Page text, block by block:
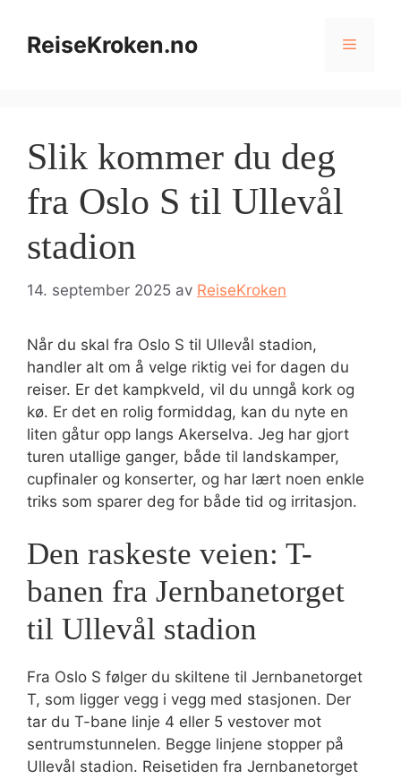
innholdReiseKroken.no Meny
Slik kommer du deg
fra Oslo S til Ullevål
stadion
14. september 2025 av ReiseKroken
Når du skal fra Oslo S til Ullevål stadion,
handler alt om å velge riktig vei for dagen du
reiser. Er det kampkveld, vil du unngå kork og
kø. Er det en rolig formiddag, kan du nyte en
liten gåtur opp langs Akerselva. Jeg har gjort
turen utallige ganger, både til landskamper,
cupfinaler og konserter, og har lært noen enkle
triks som sparer deg for både tid og irritasjon.
Den raskeste veien: T-
banen fra Jernbanetorget
til Ullevål stadion
Fra Oslo S følger du skiltene til Jernbanetorget
T, som ligger vegg i vegg med stasjonen. Der
tar du T-bane linje 4 eller 5 vestover mot
sentrumstunnelen. Begge linjene stopper på
Ullevål stadion. Reisetiden fra Jernbanetorget